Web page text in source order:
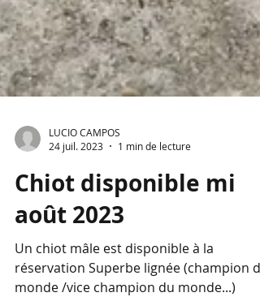
24 juil. 2023
1 min de lecture
Chiot disponible mi
août 2023
Un chiot mâle est disponible à la